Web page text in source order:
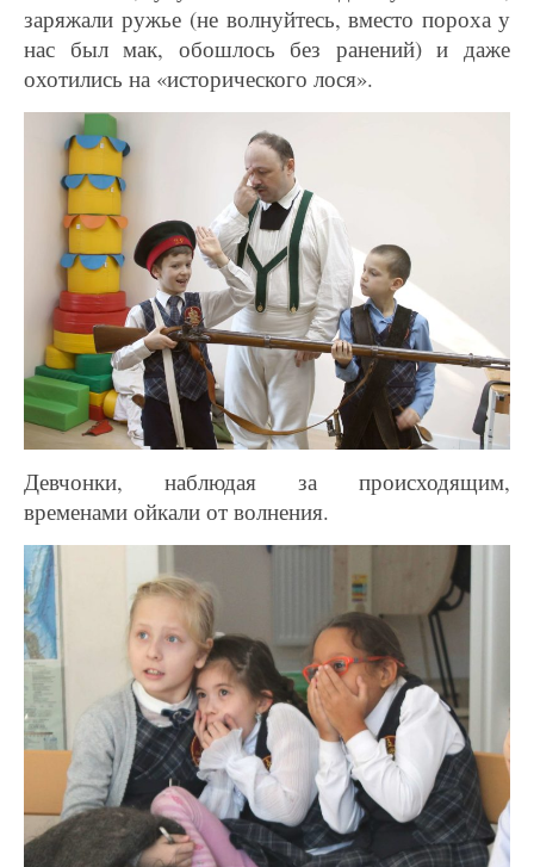
заряжали ружье (не волнуйтесь, вместо пороха у
нас был мак, обошлось без ранений) и даже
охотились на «исторического лося».
Девчонки, наблюдая за происходящим,
временами ойкали от волнения.